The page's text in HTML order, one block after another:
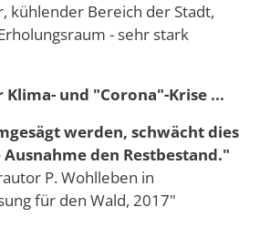
kühlender Bereich der Stadt,
- sehr stark
Klima- und "Corona"-Krise ...
werden, schwächt dies
den Restbestand."
P. Wohlleben in
für den Wald, 2017"